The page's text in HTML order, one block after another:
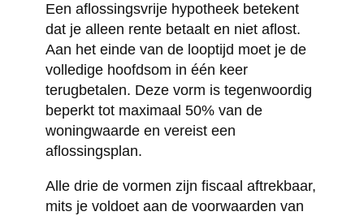
Een aflossingsvrije hypotheek betekent
dat je alleen rente betaalt en niet aflost.
Aan het einde van de looptijd moet je de
volledige hoofdsom in één keer
terugbetalen. Deze vorm is tegenwoordig
beperkt tot maximaal 50% van de
woningwaarde en vereist een
aflossingsplan.
Alle drie de vormen zijn fiscaal aftrekbaar,
mits je voldoet aan de voorwaarden van